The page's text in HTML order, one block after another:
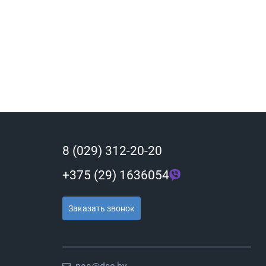
8 (029) 312-20-20
+375 (29) 1636054
Заказать звонок